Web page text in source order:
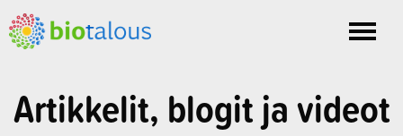
Toggle
Artikkelit, blogit ja videot